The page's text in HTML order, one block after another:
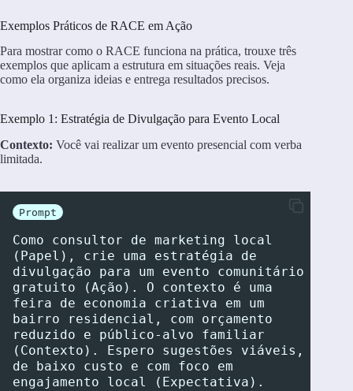
Exemplos Práticos de RACE em Ação
Para mostrar como o RACE funciona na prática, trouxe três
exemplos que aplicam a estrutura em situações reais. Veja
como ela organiza ideias e entrega resultados precisos.
Exemplo 1: Estratégia de Divulgação para Evento Local
Contexto: Você vai realizar um evento presencial com verba
limitada.
Prompt
Como consultor de marketing local
(Papel), crie uma estratégia de
divulgação para um evento comunitário
gratuito (Ação). O contexto é uma
feira de economia criativa em um
bairro residencial, com orçamento
reduzido e público-alvo familiar
(Contexto). Espero sugestões viáveis,
de baixo custo e com foco em
engajamento local (Expectativa).